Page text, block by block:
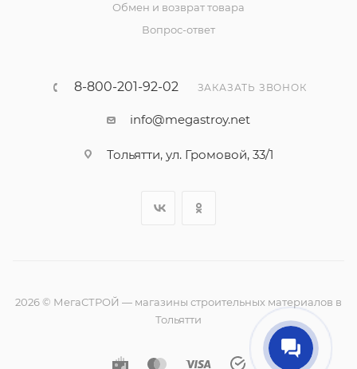
Обмен и возврат товара
Вопрос-ответ
8-800-201-92-02 ЗАКАЗАТЬ ЗВОНОК
info@megastroy.net
Тольятти, ул. Громовой, 33/1
2026 © МегаСТРОЙ — магазины строительных материалов в
Тольятти